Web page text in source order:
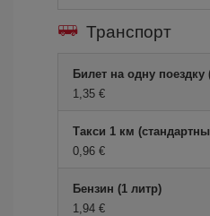
Транспорт
Билет на одну
1,35 €
Такси 1 км
0,96 €
Бензин (1 литр)
1,94 €